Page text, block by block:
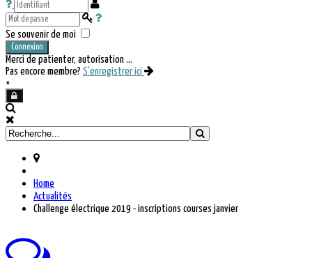
Se souvenir de moi
Connexion
Merci de patienter, autorisation ...
Pas encore membre? S'enregistrer ici
×
Home
Actualités
Challenge électrique 2019 - inscriptions courses janvier